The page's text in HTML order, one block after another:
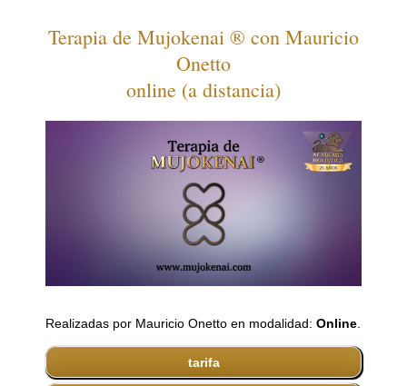
Terapia de Mujokenai ® con Mauricio
Onetto
online (a distancia)
Realizadas por Mauricio Onetto en modalidad: Online
tarifa